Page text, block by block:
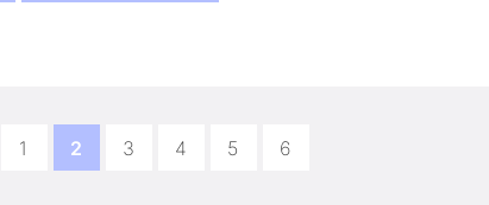
1 2 3 4 5 6